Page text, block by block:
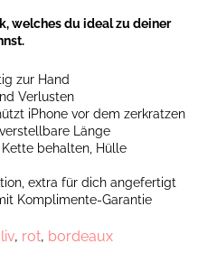
welches du ideal zu deiner
zur Hand
Verlusten
iPhone vor dem zerkratzen
Länge
behalten, Hülle
extra für dich angefertigt
Komplimente-Garantie
, rot, bordeaux